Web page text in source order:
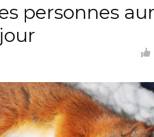
personnes